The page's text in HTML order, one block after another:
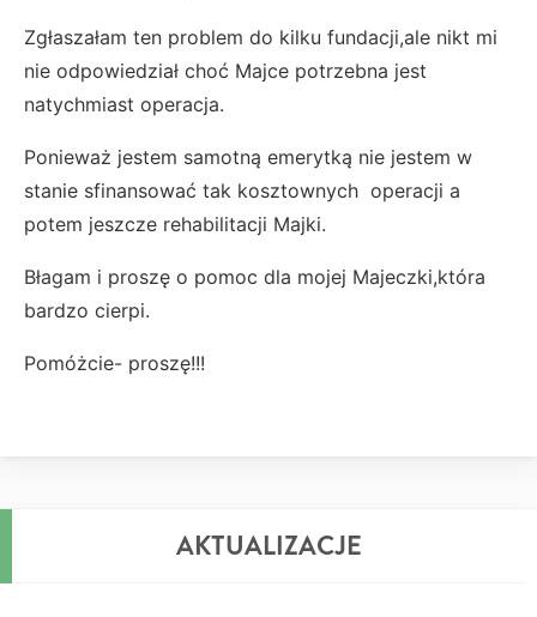
Zgłaszałam ten problem do kilku fundacji,ale nikt mi
nie odpowiedział choć Majce potrzebna jest
natychmiast operacja.
Ponieważ jestem samotną emerytką nie jestem w
stanie sfinansować tak kosztownych operacji a
potem jeszcze rehabilitacji Majki.
Błagam i proszę o pomoc dla mojej Majeczki,która
bardzo cierpi.
Pomóżcie- proszę!!!
AKTUALIZACJE